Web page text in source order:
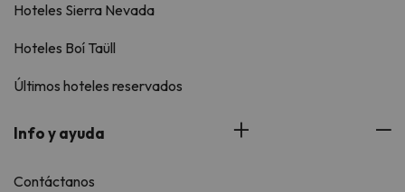
Hoteles Sierra Nevada
Hoteles Boí Taüll
Últimos hoteles reservados
Info y ayuda
Contáctanos